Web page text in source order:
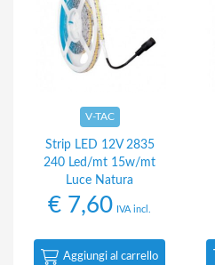
V-TAC
Strip LED 12V 2835
240 Led/mt 15w/mt
Luce Natura
€ 7,60 IVA incl.
Aggiungi al carrello